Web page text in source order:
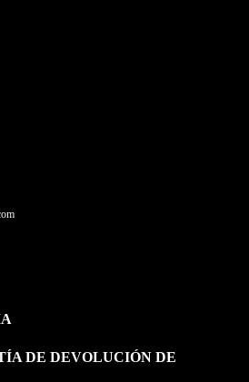
DE DEVOLUCIÓN DE